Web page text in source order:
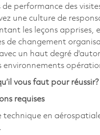
de performance des
une culture de
les leçons apprises,
de changement
un haut degré
environnements
vous faut pour réussir?
requises
technique en